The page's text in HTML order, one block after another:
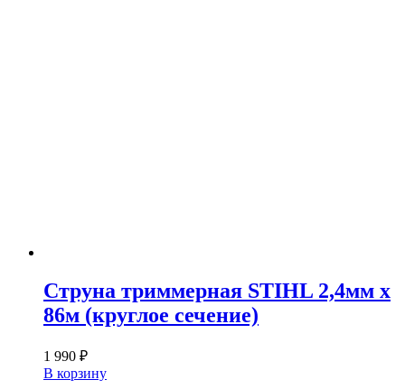
Струна триммерная STIHL 2,4мм х
86м (круглое сечение)
1 990 ₽
В корзину